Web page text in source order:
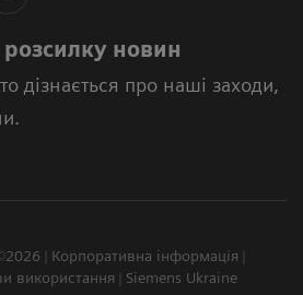
новин
дізнається про наші заходи,
Корпоративна інформація
використання Siemens Ukraine